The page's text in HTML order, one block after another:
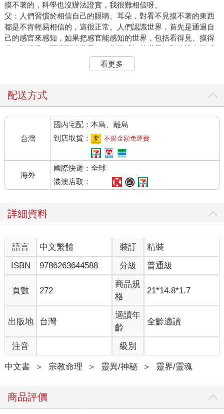
摸不著的，科學也沒辦法證實，我很難相信呀。
父：人們習慣於相信自己的眼睛、耳朵，對看不見摸不著的東西
都是不肯輕易相信的，這很正常。人們認識世界，首先是通過自
己的感官來感知，如果把感官能感知的世界，包括看得見、摸得
著、聽得見、聞得到的世界，稱為可感知的世界，那你說在可感
知世界之外是不是還存在不可感知的世界呢？
子：一個人的感知是有限的，因為一個人的活動範圍是有限的，
說吧，狗嗅覺靈敏就超過人很多；但如果說就整個人類來說，因
就非常全面了，基本就是整個世界了。再說現在科學發展了，人
們借助先進的儀器，可以全方位地感知世界，大到地球，小到原
子，通過電子顯微鏡甚至可以看到原子，哈勃望遠鏡能看到遙遠
的星系，還有人造衛星、空間站，24小時地觀察地球和宇宙。所
以我覺得我們現在的世界，上天入地、從大到小，都是可以感知
父：你說一個人的感知能力是有限的，這是對的，所以對個人來
說，必然有超出他感知能力以外的事物。至於科學發展和先進儀
力，但它也是在不斷發展的過程中，是受科技水準限制的。如果
再過五十年、一百年或者更長的時間，回過頭來看今天，肯定有
很多事物是今天的科學技術未能發現的。所以從歷史的角度看，
即使對全人類來說，也還是存在著可感知世界之外的世界的。
子：人類的感知能力確實受當時的科技水準限制，這個我同意。
我們的地球有磁場，宇宙中有伽馬射線，但原始人是不可能感知
或者認識到的，今天互聯網發達，遠隔重洋的我們，一個在美
國，一個在中國，拿著手機就可以視頻，不要說古人，即使三十
年前也是不可想像的。這麼看來，在可感知世界外，有不可感知
父：至於借助科學儀器觀測世界，還可以分為兩類情形：一類是
我們的感官借助專業儀器可以感知到一般情況下無法感知的事
物，比如借助顯微鏡可以看到細胞，借助衛星照片可以看到地球
全貌，這仍然屬於可感知世界的範疇；另外一類，像無線電、輻
射、磁場、力、量子等，雖然可以根據物理理論研究、分析和專
知，只是根據理性和知識可以認識，這已經屬於不可感知世界
了，我將其稱為可認知的世界，你是否同意呢？
看更多
配送方式
台灣
國內宅配：本島、離島
到店取貨：
不限金額免運費
海外
國際快遞：全球
港澳店取：
詳細資料
語言 中文繁體 裝訂
精裝
ISBN
9786263644588 分級 普通級
頁數 272
商品規
格
21*14.8*1.7
出版地 台灣
適讀年
齡
全齡適讀
注音 級別
中文書 ＞ 宗教命理 ＞ 靈異/神秘 ＞ 靈界/靈魂
商品評價